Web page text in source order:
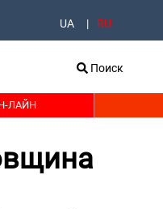
UA RU
Поиск
ЛАЙН